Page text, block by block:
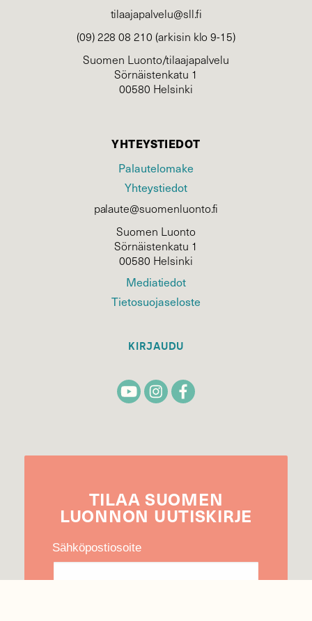
tilaajapalvelu@sll.fi
(09) 228 08 210 (arkisin klo 9-15)
Suomen Luonto/tilaajapalvelu
Sörnäistenkatu 1
00580 Helsinki
YHTEYSTIEDOT
Palautelomake
Yhteystiedot
palaute@suomenluonto.fi
Suomen Luonto
Sörnäistenkatu 1
00580 Helsinki
Mediatiedot
Tietosuojaseloste
KIRJAUDU
TILAA SUOMEN
LUONNON UUTIS­KIRJE
Sähköpostiosoite